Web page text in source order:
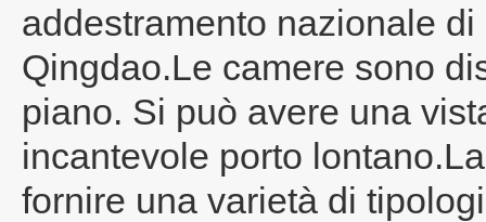
addestramento nazionale
Qingdao.Le camere sono
piano. Si può avere una
incantevole porto
fornire una varietà di